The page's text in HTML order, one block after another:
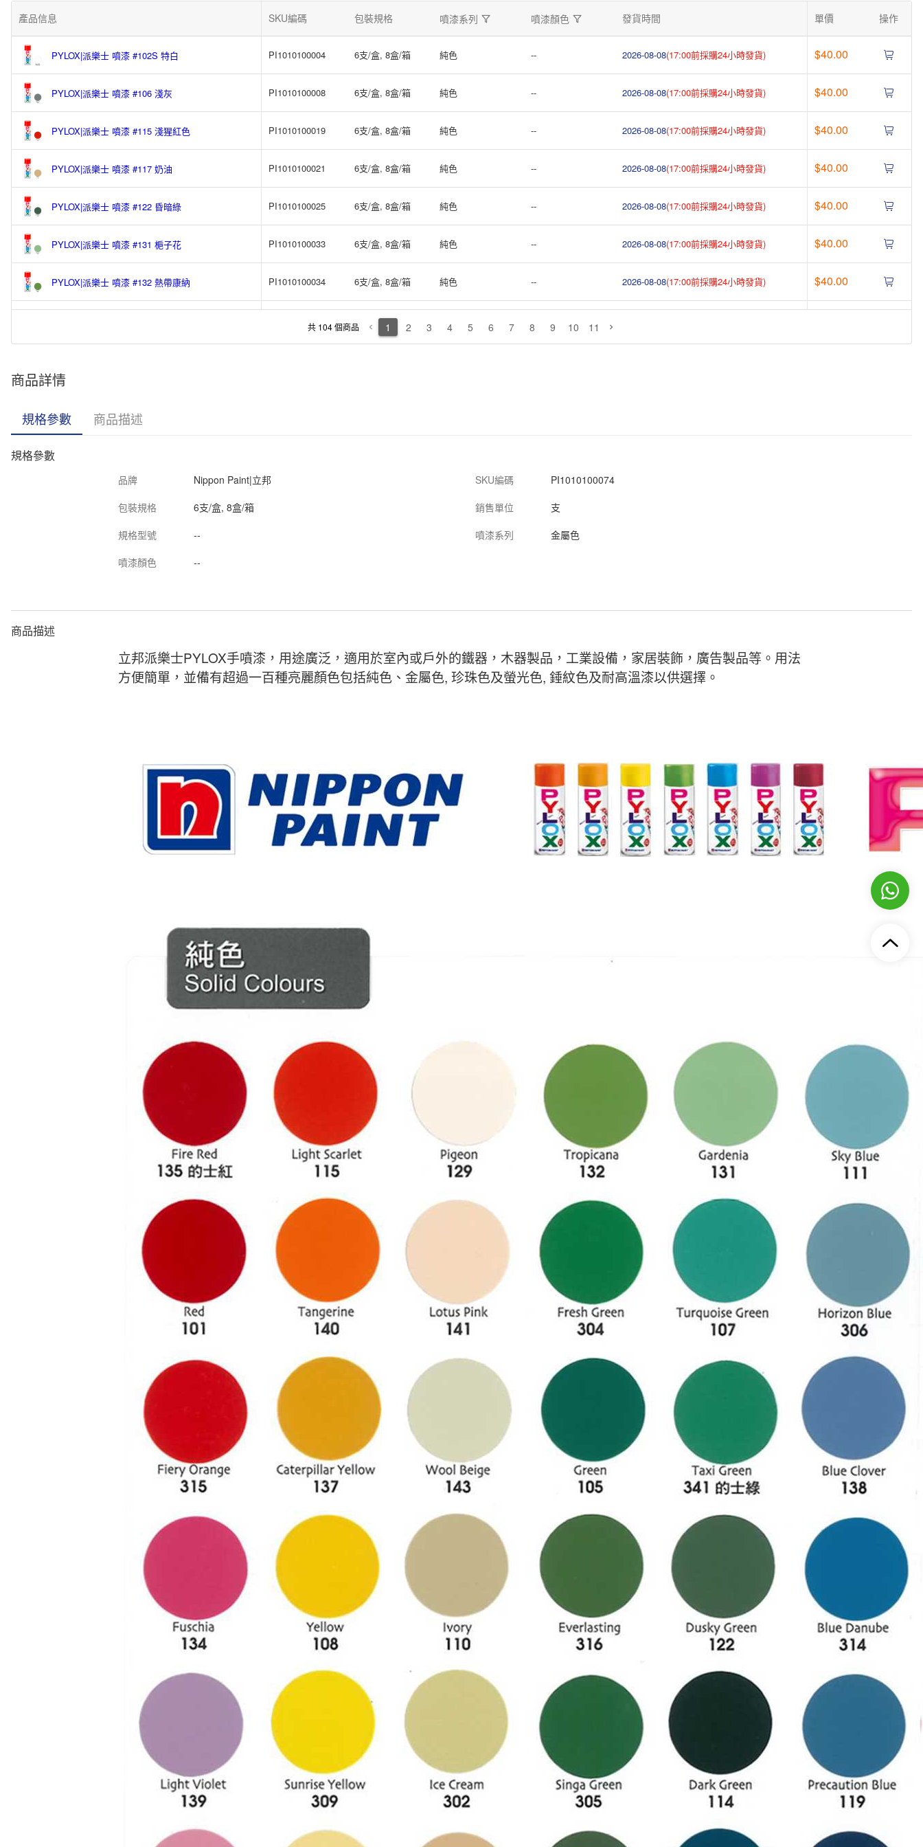
產品信息 SKU編碼 包裝規格 噴漆系列 噴漆顏色 發貨時間 單價 操作
PYLOX|派樂士 噴漆 #102S 特白 PI1010100004 6支/盒, 8盒/箱 純色 -- 2026-08-08(17:00前採購24小時發貨) $40.00
PYLOX|派樂士 噴漆 #106 淺灰 PI1010100008 6支/盒, 8盒/箱 純色 -- 2026-08-08(17:00前採購24小時發貨) $40.00
PYLOX|派樂士 噴漆 #115 淺猩紅色 PI1010100019 6支/盒, 8盒/箱 純色 -- 2026-08-08(17:00前採購24小時發貨) $40.00
PYLOX|派樂士 噴漆 #117 奶油 PI1010100021 6支/盒, 8盒/箱 純色 -- 2026-08-08(17:00前採購24小時發貨) $40.00
PYLOX|派樂士 噴漆 #122 昏暗綠 PI1010100025 6支/盒, 8盒/箱 純色 -- 2026-08-08(17:00前採購24小時發貨) $40.00
PYLOX|派樂士 噴漆 #131 梔子花 PI1010100033 6支/盒, 8盒/箱 純色 -- 2026-08-08(17:00前採購24小時發貨) $40.00
PYLOX|派樂士 噴漆 #132 熱帶康納 PI1010100034 6支/盒, 8盒/箱 純色 -- 2026-08-08(17:00前採購24小時發貨) $40.00
6支/盒, 8盒/箱
共 104 個商品 keyboard_arrow_left 1 2 3 4 5 6 7 8 9 10 11 keyboard_arrow_right
商品詳情
規格參數 商品描述
規格參數
品牌 Nippon Paint|立邦 SKU編碼
PI1010100074
包裝規格
6支/盒, 8盒/箱 銷售單位
支
規格型號
-- 噴漆系列
金屬色
噴漆顏色
--
商品描述
立邦派樂士PYLOX手噴漆，用途廣泛，適用於室內或戶外的鐵器，木器製品，工業設備，家居裝飾，廣告製品等。用法
方便簡單，並備有超過一百種亮麗顏色包括純色、金屬色, 珍珠色及螢光色, 錘紋色及耐高溫漆以供選擇。